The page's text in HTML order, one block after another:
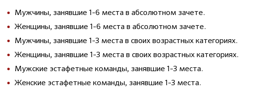
Мужчины, занявшие 1-6 места в абсолютном зачете.
Женщины, занявшие 1-6 места в абсолютном зачете.
Мужчины, занявшие 1-3 места в своих возрастных категориях.
Женщины, занявшие 1-3 места в своих возрастных категориях.
Мужские эстафетные команды, занявшие 1-3 места.
Женские эстафетные команды, занявшие 1-3 места.